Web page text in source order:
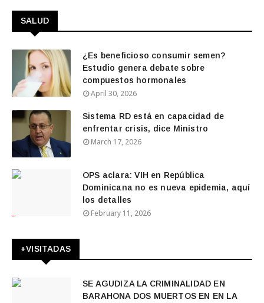
SALUD
¿Es beneficioso consumir semen?
Estudio genera debate sobre
compuestos hormonales
April 30, 2026
Sistema RD está en capacidad de
enfrentar crisis, dice Ministro
March 17, 2026
OPS aclara: VIH en República
Dominicana no es nueva epidemia, aquí
los detalles
February 11, 2026
+VISITADAS
SE AGUDIZA LA CRIMINALIDAD EN
BARAHONA DOS MUERTOS EN EN LA